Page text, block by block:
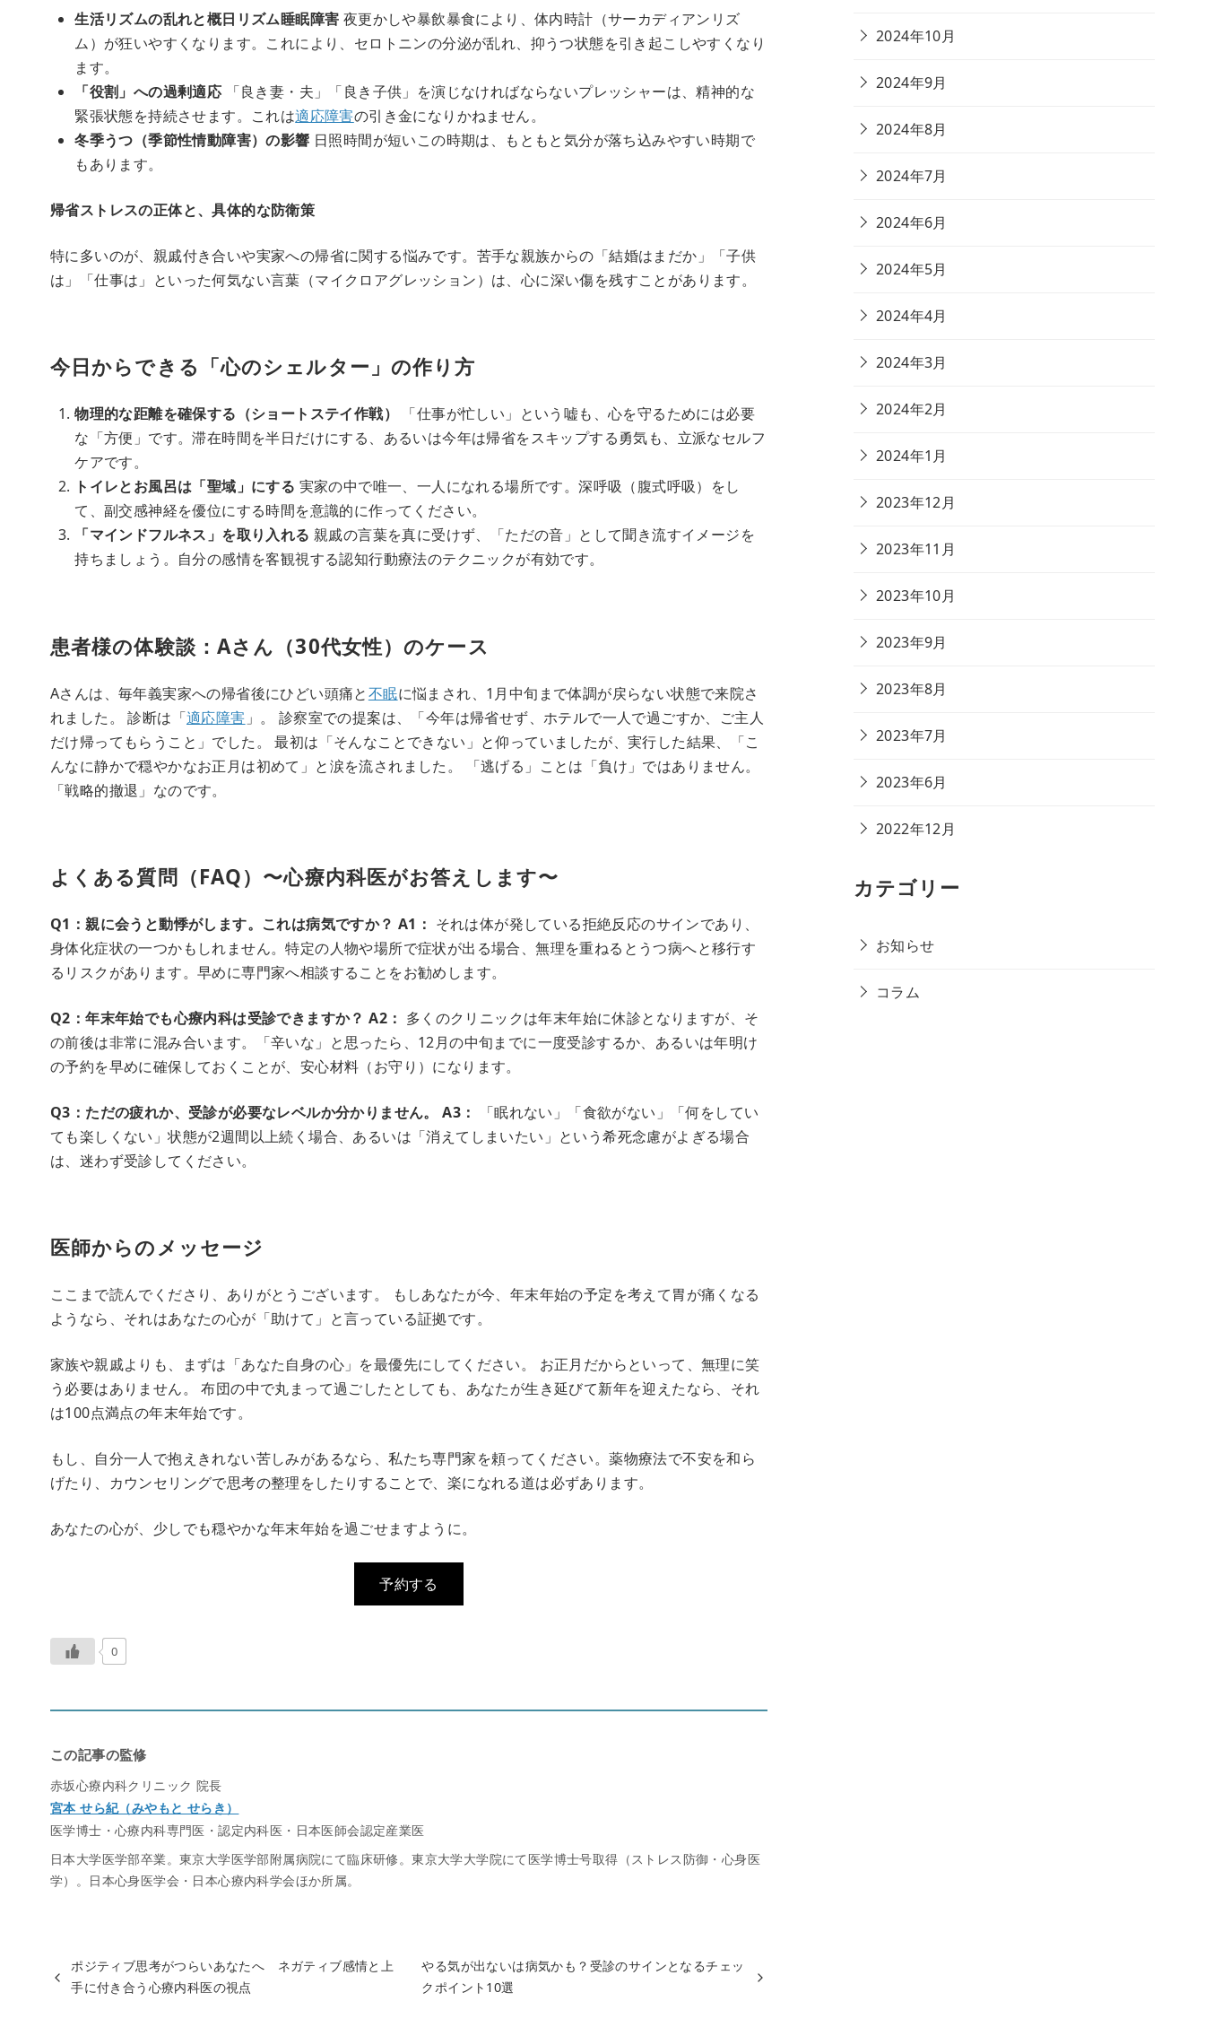
生活リズムの乱れと概日リズム睡眠障害 夜更かしや暴飲暴食により、体内時計（サーカディアンリズ
ム）が狂いやすくなります。これにより、セロトニンの分泌が乱れ、抑うつ状態を引き起こしやすくなり
ます。
「役割」への過剰適応 「良き妻・夫」「良き子供」を演じなければならないプレッシャーは、精神的な
緊張状態を持続させます。これは適応障害の引き金になりかねません。
冬季うつ（季節性情動障害）の影響 日照時間が短いこの時期は、もともと気分が落ち込みやすい時期で
もあります。
帰省ストレスの正体と、具体的な防衛策
特に多いのが、親戚付き合いや実家への帰省に関する悩みです。苦手な親族からの「結婚はまだか」「子供
は」「仕事は」といった何気ない言葉（マイクロアグレッション）は、心に深い傷を残すことがあります。
今日からできる「心のシェルター」の作り方
物理的な距離を確保する（ショートステイ作戦）
「仕事が忙しい」という嘘も、心を守るためには必要
な「方便」です。滞在時間を半日だけにする、あるいは今年は帰省をスキップする勇気も、立派なセルフ
ケアです。
トイレとお風呂は「聖域」にする 実家の中で唯一、一人になれる場所です。深呼吸（腹式呼吸）をし
て、副交感神経を優位にする時間を意識的に作ってください。
「マインドフルネス」を取り入れる 親戚の言葉を真に受けず、「ただの音」として聞き流すイメージを
持ちましょう。自分の感情を客観視する認知行動療法のテクニックが有効です。
患者様の体験談：Aさん（30代女性）のケース
Aさんは、毎年義実家への帰省後にひどい頭痛と不眠に悩まされ、1月中旬まで体調が戻らない状態で来院さ
れました。 診断は「適応障害 」。 診察室での提案は、「今年は帰省せず、ホテルで一人で過ごすか、ご主人
だけ帰ってもらうこと」でした。 最初は「そんなことできない」と仰っていましたが、実行した結果、「こ
んなに静かで穏やかなお正月は初めて」と涙を流されました。 「逃げる」ことは「負け」ではありません。
「戦略的撤退」なのです。
よくある質問（FAQ）〜心療内科医がお答えします〜
Q1：親に会うと動悸がします。これは病気ですか？ A1： それは体が発している拒絶反応のサインであり、
身体化症状の一つかもしれません。特定の人物や場所で症状が出る場合、無理を重ねるとうつ病へと移行す
るリスクがあります。早めに専門家へ相談することをお勧めします。
Q2：年末年始でも心療内科は受診できますか？ A2： 多くのクリニックは年末年始に休診となりますが、そ
の前後は非常に混み合います。「辛いな」と思ったら、12月の中旬までに一度受診するか、あるいは年明け
の予約を早めに確保しておくことが、安心材料（お守り）になります。
Q3：ただの疲れか、受診が必要なレベルか分かりません。 A3：
「眠れない」「食欲がない」「何をしてい
ても楽しくない」状態が2週間以上続く場合、あるいは「消えてしまいたい」という希死念慮がよぎる場合
は、迷わず受診してください。
医師からのメッセージ
ここまで読んでくださり、ありがとうございます。 もしあなたが今、年末年始の予定を考えて胃が痛くなる
ようなら、それはあなたの心が「助けて」と言っている証拠です。
家族や親戚よりも、まずは「あなた自身の心」を最優先にしてください。 お正月だからといって、無理に笑
う必要はありません。 布団の中で丸まって過ごしたとしても、あなたが生き延びて新年を迎えたなら、それ
は100点満点の年末年始です。
もし、自分一人で抱えきれない苦しみがあるなら、私たち専門家を頼ってください。薬物療法で不安を和ら
げたり、カウンセリングで思考の整理をしたりすることで、楽になれる道は必ずあります。
あなたの心が、少しでも穏やかな年末年始を過ごせますように。
予約する
0
この記事の監修
赤坂心療内科クリニック 院長
宮本 せら紀（みやもと せらき）
医学博士・心療内科専門医・認定内科医・日本医師会認定産業医
日本大学医学部卒業。東京大学医学部附属病院にて臨床研修。東京大学大学院にて医学博士号取得（ストレス防御・心身医
学）。日本心身医学会・日本心療内科学会ほか所属。
ポジティブ思考がつらいあなたへ ネガティブ感情と上
手に付き合う心療内科医の視点
やる気が出ないは病気かも？受診のサインとなるチェッ
クポイント10選
2024年10月
2024年9月
2024年8月
2024年7月
2024年6月
2024年5月
2024年4月
2024年3月
2024年2月
2024年1月
2023年12月
2023年11月
2023年10月
2023年9月
2023年8月
2023年7月
2023年6月
2022年12月
カテゴリー
お知らせ
コラム